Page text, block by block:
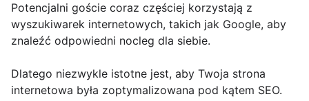
Potencjalni goście coraz częściej korzystają z
wyszukiwarek internetowych, takich jak Google, aby
znaleźć odpowiedni nocleg dla siebie.
Dlatego niezwykle istotne jest, aby Twoja strona
internetowa była zoptymalizowana pod kątem SEO.